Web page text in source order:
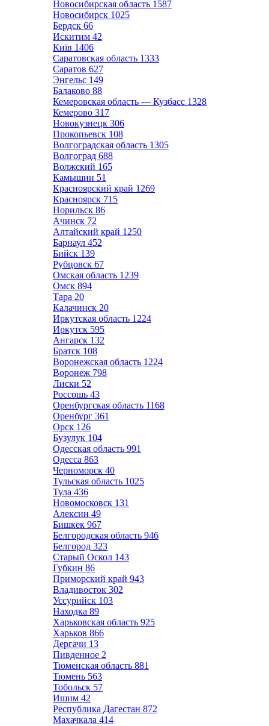
Новосибирская область 1587
Новосибирск 1025
Бердск 66
Искитим 42
Київ 1406
Саратовская область 1333
Саратов 627
Энгельс 149
Балаково 88
Кемеровская область — Кузбасс 1328
Кемерово 317
Новокузнецк 306
Прокопьевск 108
Волгоградская область 1305
Волгоград 688
Волжский 165
Камышин 51
Красноярский край 1269
Красноярск 715
Норильск 86
Ачинск 72
Алтайский край 1250
Барнаул 452
Бийск 139
Рубцовск 67
Омская область 1239
Омск 894
Тара 20
Калачинск 20
Иркутская область 1224
Иркутск 595
Ангарск 132
Братск 108
Воронежская область 1224
Воронеж 798
Лиски 52
Россошь 43
Оренбургская область 1168
Оренбург 361
Орск 126
Бузулук 104
Одесская область 991
Одесса 863
Черноморск 40
Тульская область 1025
Тула 436
Новомосковск 131
Алексин 49
Бишкек 967
Белгородская область 946
Белгород 323
Старый Оскол 143
Губкин 86
Приморский край 943
Владивосток 302
Уссурийск 103
Находка 89
Харьковская область 925
Харьков 866
Дергачи 13
Пивденное 2
Тюменская область 881
Тюмень 563
Тобольск 57
Ишим 42
Республика Дагестан 872
Махачкала 414